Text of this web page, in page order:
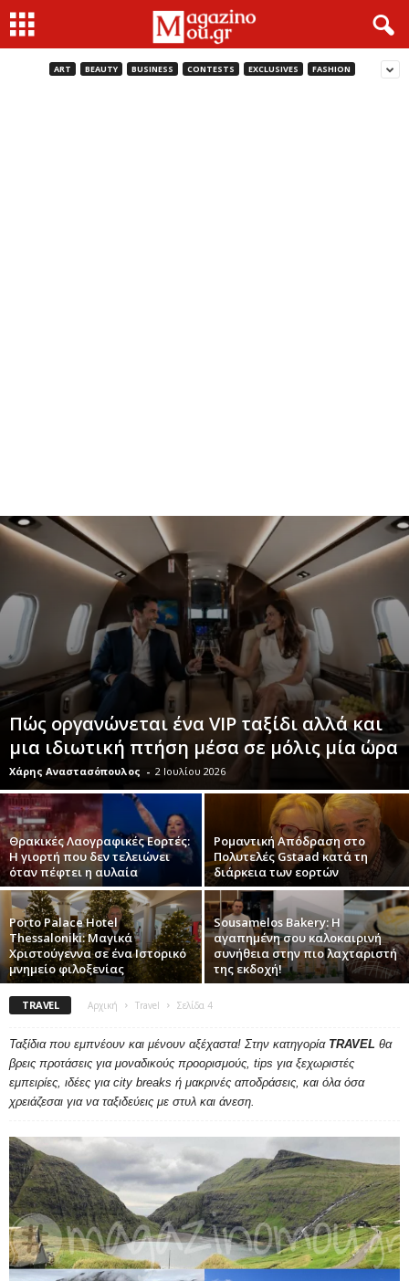
ART BEAUTY BUSINESS CONTESTS EXCLUSIVES FASHION
Πώς οργανώνεται ένα VIP ταξίδι αλλά και
μια ιδιωτική πτήση μέσα σε μόλις μία ώρα
Χάρης Αναστασόπουλος - 2 Ιουλίου 2026
Θρακικές Λαογραφικές Εορτές:
Η γιορτή που δεν τελειώνει
όταν πέφτει η αυλαία
Ρομαντική Απόδραση στο
Πολυτελές Gstaad κατά τη
διάρκεια των εορτών
Porto Palace Hotel
Thessaloniki: Μαγικά
Χριστούγεννα σε ένα Ιστορικό
μνημείο φιλοξενίας
Sousamelos Bakery: Η
αγαπημένη σου καλοκαιρινή
συνήθεια στην πιο λαχταριστή
της εκδοχή!
TRAVEL Αρχική Travel Σελίδα 4
Ταξίδια που εμπνέουν και μένουν αξέχαστα! Στην κατηγορία TRAVEL θα
βρεις προτάσεις για μοναδικούς προορισμούς, tips για ξεχωριστές
εμπειρίες, ιδέες για city breaks ή μακρινές αποδράσεις, και όλα όσα
χρειάζεσαι για να ταξιδεύεις με στυλ και άνεση.